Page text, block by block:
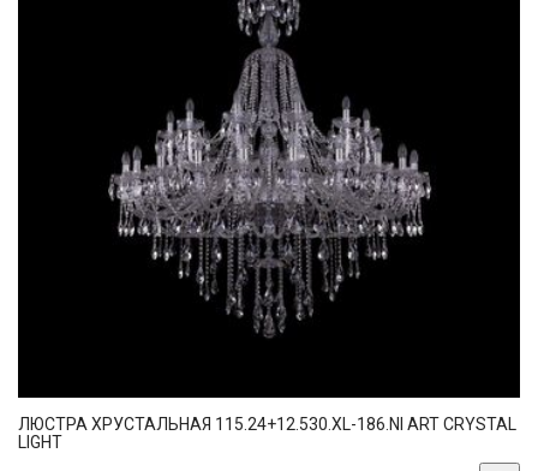
ЛЮСТРА ХРУСТАЛЬНАЯ 115.24+12.530.XL-186.NI ART CRYSTAL
LIGHT